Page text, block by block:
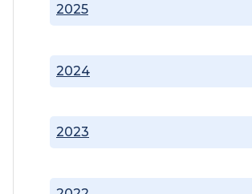
2023
2024
2025